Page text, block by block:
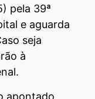
pela 39ª
e aguarda
seja
à
apontado